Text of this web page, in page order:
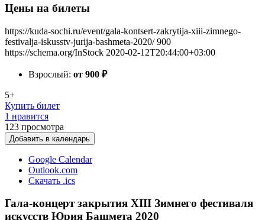
Цены на билеты
https://kuda-sochi.ru/event/gala-kontsert-zakrytija-xiii-zimnego-
festivalja-iskusstv-jurija-bashmeta-2020/ 900
https://schema.org/InStock 2020-02-12T20:44:00+03:00
Взрослый: от 900 ₽
5+
Купить билет
1 нравится
123 просмотра
Добавить в календарь
Google Calendar
Outlook.com
Скачать .ics
Гала-концерт закрытия XIII Зимнего фестиваля
искусств Юрия Башмета 2020